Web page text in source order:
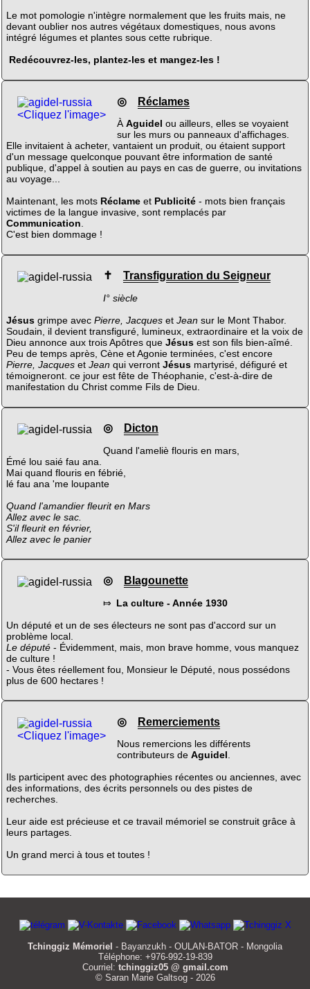
Le mot pomologie n'intègre normalement que les fruits mais, ne
devant oublier nos autres végétaux domestiques, nous avons
intégré légumes et plantes sous cette rubrique.
Redécouvrez-les, plantez-les et mangez-les !
<Cliquez l'image>
◎ Réclames
À Aguidel ou ailleurs, elles se voyaient
sur les murs ou panneaux d'affichages.
Elle invitaient à acheter, vantaient un produit, ou étaient support
d'un message quelconque pouvant être information de santé
publique, d'appel à soutien au pays en cas de guerre, ou invitations
au voyage...
Maintenant, les mots Réclameet Publicité- mots bien français
victimes de la langue invasive, sont remplacés par
Communication
C'est bien dommage !
✝ Transfiguration du Seigneur
I° siècle
Jésusgrimpe avec Pierre, Jacqueset Jean sur le Mont Thabor.
Soudain, il devient transfiguré, lumineux, extraordinaire et la voix de
Dieu annonce aux trois Apôtres que Jésusest son fils bien-aîmé.
Peu de temps après, Cène et Agonie terminées, c'est encore
Pierre, Jacqueset Jean qui verront Jésusmartyrisé, défiguré et
témoigneront. ce jour est fête de Théophanie, c'est-à-dire de
manifestation du Christ comme Fils de Dieu.
◎ Dicton
Quand l'ameliè flouris en mars,
Émé lou saié fau ana.
Mai quand flouris en fébrié,
lé fau ana 'me loupante
Quand l'amandier fleurit en Mars
Allez avec le sac.
S'il fleurit en février,
Allez avec le panier
◎ Blagounette
⤇ La culture - Année 1930
Un député et un de ses électeurs ne sont pas d'accord sur un
problème local.
Le député- Évidemment, mais, mon brave homme, vous manquez
de culture !
- Vous êtes réellement fou, Monsieur le Député, nous possédons
plus de 600 hectares !
<Cliquez l'image>
◎ Remerciements
Nous remercions les différents
contributeurs de Aguidel.
Ils participent avec des photographies récentes ou anciennes, avec
des informations, des écrits personnels ou des pistes de
recherches.
Leur aide est précieuse et ce travail mémoriel se construit grâce à
leurs partages.
Un grand merci à tous et toutes !
Tchinggiz Mémoriel - Bayanzukh - OULAN-BATOR - Mongolia
Téléphone: +976-992-19-839
Courriel: tchinggiz05 @ gmail.com
© Saran Marie Galtsog - 2026